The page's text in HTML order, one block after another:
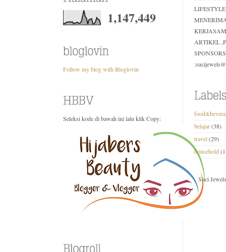
1,147,449
Follow my blog with Bloglovin
Seleksi kode di bawah ini lalu klik Copy:
ARTIKEL
belajar(38)
travel(29)
household
Suci